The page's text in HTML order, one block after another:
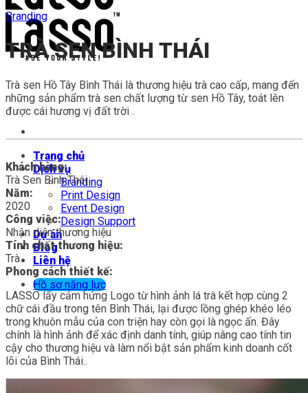
Trang chủ
Dịch vụ
Branding
Print Design
Event Design
Design Support
Dự án
Blog
Liên hệ
Hồ sơ năng lực
Branding
TRÀ SEN BÌNH THÁI
Trà sen Hồ Tây Bình Thái là thương hiệu trà cao cấp, mang đến
những sản phẩm trà sen chất lượng từ sen Hồ Tây, toát lên
được cái hương vị đất trời .
Khách hàng:
Trà Sen Bình Thái
Năm:
2020
Công việc:
Nhận diện thương hiệu
Tính chất thương hiệu:
Trà
Phong cách thiết kế:
LASSO lấy cảm hứng Logo từ hình ảnh lá trà kết hợp cùng 2
chữ cái đầu trong tên Bình Thái, lại được lồng ghép khéo léo
trong khuôn mẫu của con triện hay còn gọi là ngọc ấn. Đây
chính là hình ảnh để xác định danh tính, giúp nâng cao tính tin
cậy cho thương hiệu và làm nổi bật sản phẩm kinh doanh cốt
lõi của Bình Thái..